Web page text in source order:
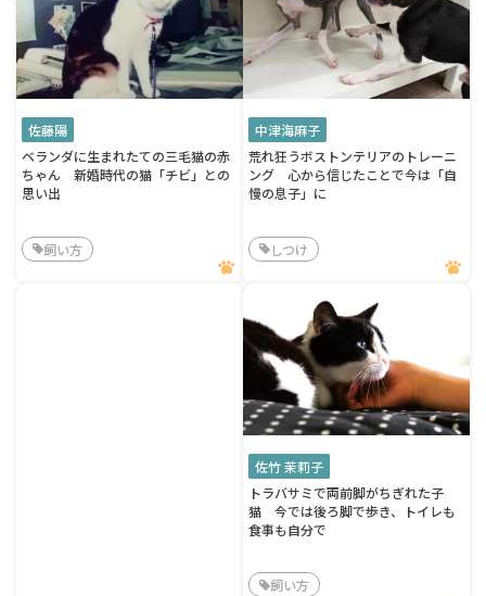
佐藤陽
ベランダに生まれたての三毛猫の赤
ちゃん 新婚時代の猫「チビ」との
思い出
飼い方
中津海麻子
荒れ狂うボストンテリアのトレーニ
ング 心から信じたことで今は「自
慢の息子」に
しつけ
佐竹 茉莉子
トラバサミで両前脚がちぎれた子
猫 今では後ろ脚で歩き、トイレも
食事も自分で
飼い方